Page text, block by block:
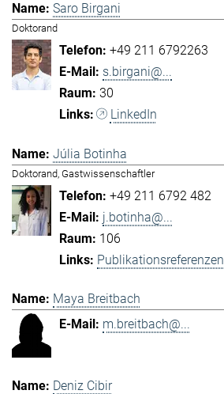
Saro Birgani
Doktorand
+49 211 6792263
s.birgani@...
30
LinkedIn
Júlia Botinha
Doktorand, Gastwissenschaftler
+49 211 6792 482
j.botinha@...
106
Publikationsreferenzen
Maya Breitbach
m.breitbach@...
Deniz Cibir